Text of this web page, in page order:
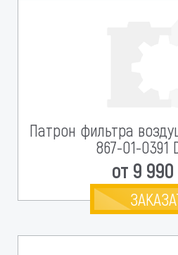
Патрон фильтра
867-01-0391
от 9